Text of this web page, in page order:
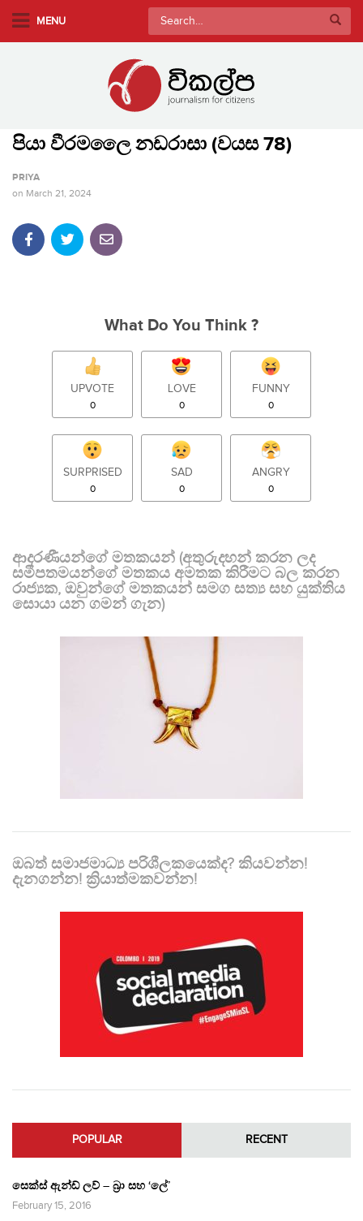
MENU
Search
for:
පියා වීරමලෛ නඩරාසා (වයස 78)
PRIYA
on March 21, 2024
What Do You Think ?
UPVOTE
0
LOVE
0
FUNNY
0
SURPRISED
0
SAD
0
ANGRY
0
ආදරණීයන්ගේ මතකයන් (අතුරුදහන් කරන ලද
සමීපතමයන්ගේ මතකය අමතක කිරීමට බල කරන
රාජ්‍යක, ඔවුන්ගේ මතකයන් සමග සත්‍ය සහ යුක්තිය
සොයා යන ගමන් ගැන)
ඔබත් සමාජමාධ්‍ය පරිශීලකයෙක්ද? කියවන්න!
දැනගන්න! ක්‍රියාත්මකවන්න!
POPULAR RECENT
සෙක්ස් ඇන්ඩ් ලව් – බ්‍රා සහ ‘ලේ’
February 15, 2016